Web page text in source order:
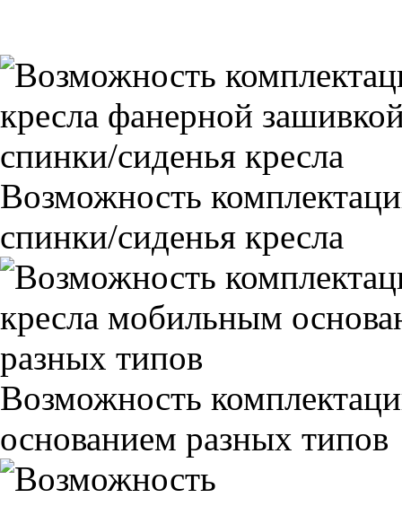
Возможность
спинки/сиденья кресла
Возможность
основанием разных типов